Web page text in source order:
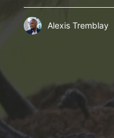
Alexis Tremblay